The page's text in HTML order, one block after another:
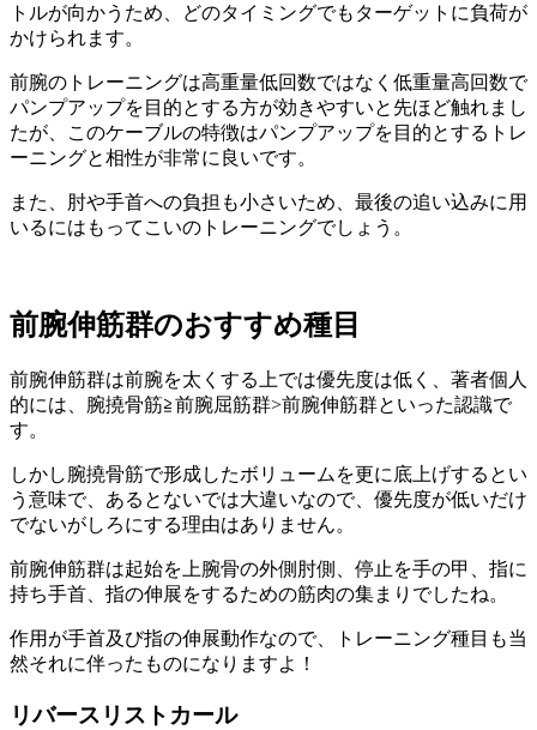
トルが向かうため、
どのタイミングでもターゲットに負荷が
かけられます。
前腕のトレーニングは高重量低回数ではなく低重量高回数で
パンプアップを目的とする方が効きやすいと先ほど触れまし
たが、このケーブルの特徴はパンプアップを目的とするトレ
ーニングと相性が非常に良いです。
また、 肘や手首への負担も小さいため、最後の追い込みに用
いるにはもってこいのトレーニングでしょう。
前腕伸筋群のおすすめ種目
前腕伸筋群は前腕を太くする上では優先度は低く、著者個人
的には、 腕撓骨筋≧前腕屈筋群>前腕伸筋群といった認識で
す。
しかし腕撓骨筋で形成したボリュームを更に底上げするとい
う意味で、あるとないでは大違いなので、 優先度が低いだけ
でないがしろにする理由はありません。
前腕伸筋群は起始を上腕骨の外側肘側、停止を手の甲、指に
持ち手首、指の伸展をするための筋肉の集まりでしたね。
作用が手首及び指の伸展動作なので、トレーニング種目も当
然それに伴ったものになりますよ！
リバースリストカール